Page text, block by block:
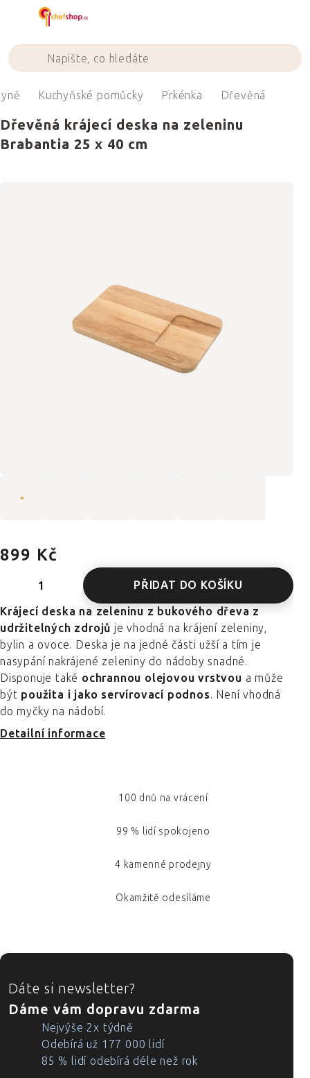
Kuchyňské pomůcky Prkénka Dřevěná
Dřevěná krájecí deska na zeleninu
Brabantia 25 x 40 cm
899 Kč
PŘIDAT DO KOŠÍKU
Krájecí deska na zeleninu z bukového dřeva z
udržitelných zdrojů je vhodná na krájení zeleniny,
bylin a ovoce. Deska je na jedné části užší a tím je
nasypání nakrájené zeleniny do nádoby snadné.
Disponuje také ochrannou olejovou vrstvou a může
být použita i jako servírovací podnos. Není vhodná
do myčky na nádobí.
Detailní informace
100 dnů na vrácení
99 % lidí spokojeno
4 kamenné prodejny
Okamžitě odesíláme
ZÁPATÍ
Dáte si newsletter?
Dáme vám dopravu zdarma
Nejvýše 2x týdně
Odebírá už 177 000 lidí
85 % lidí odebírá déle než rok